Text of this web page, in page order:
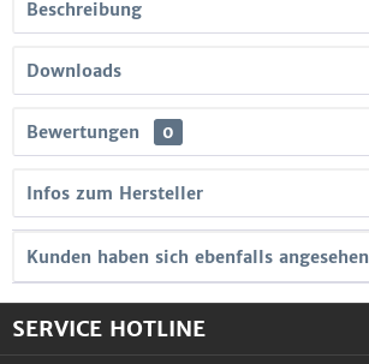
Beschreibung
Downloads
Bewertungen 0
Infos zum Hersteller
Kunden haben sich ebenfalls angesehen
SERVICE HOTLINE